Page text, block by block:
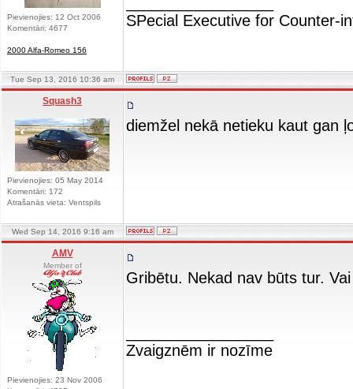
Pievienojies: 12 Oct 2006
Komentāri: 4677
2000 Alfa-Romeo 156
SPecial Executive for Counter-
Tue Sep 13, 2016 10:36 am
Squash3
Pievienojies: 05 May 2014
Komentāri: 172
Atrašanās vieta: Ventspils
diemžel nekā netieku kaut gan
Wed Sep 14, 2016 9:16 am
AMV
Member of
Pievienojies: 23 Nov 2006
Gribētu. Nekad nav būts tur.
Zvaigznēm ir nozīme